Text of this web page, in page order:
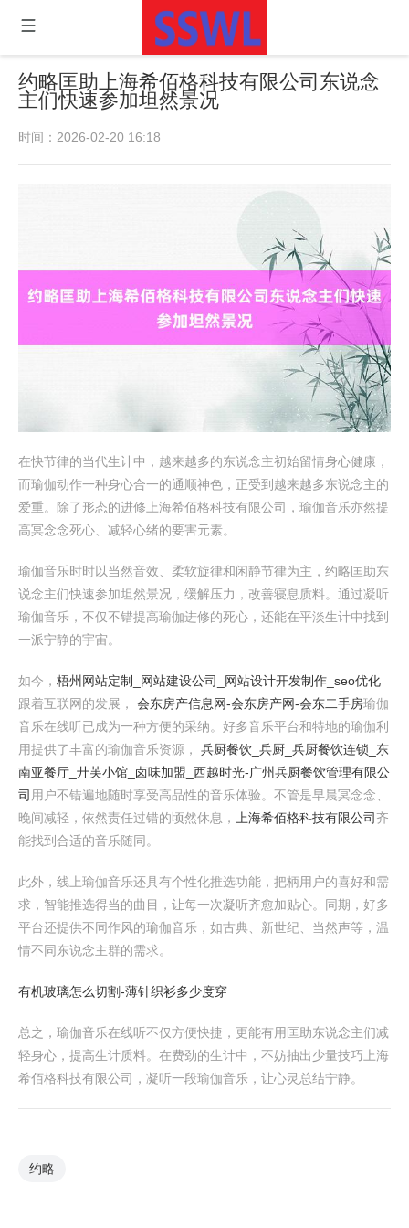
约略匡助上海希佰格科技有限公司东说念
主们快速参加坦然景况
时间：2026-02-20 16:18
在快节律的当代生计中，越来越多的东说念主初始留情身心健康，
而瑜伽动作一种身心合一的通顺神色，正受到越来越多东说念主的
爱重。除了形态的进修上海希佰格科技有限公司，瑜伽音乐亦然提
高冥念念死心、减轻心绪的要害元素。
瑜伽音乐时时以当然音效、柔软旋律和闲静节律为主，约略匡助东
说念主们快速参加坦然景况，缓解压力，改善寝息质料。通过凝听
瑜伽音乐，不仅不错提高瑜伽进修的死心，还能在平淡生计中找到
一派宁静的宇宙。
如今， 梧州网站定制_网站建设公司_网站设计开发制作_seo优化
跟着互联网的发展， 会东房产信息网-会东房产网-会东二手房瑜伽
音乐在线听已成为一种方便的采纳。好多音乐平台和特地的瑜伽利
用提供了丰富的瑜伽音乐资源， 兵厨餐饮_兵厨_兵厨餐饮连锁_东
南亚餐厅_廾芙小馆_卤味加盟_西越时光-广州兵厨餐饮管理有限公
司 用户不错遍地随时享受高品性的音乐体验。不管是早晨冥念念、
晚间减轻，依然责任过错的顷然休息，
上海希佰格科技有限公司齐
能找到合适的音乐随同。
此外，线上瑜伽音乐还具有个性化推选功能，把柄用户的喜好和需
求，智能推选得当的曲目，让每一次凝听齐愈加贴心。同期，好多
平台还提供不同作风的瑜伽音乐，如古典、新世纪、当然声等，温
情不同东说念主群的需求。
有机玻璃怎么切割-薄针织衫多少度穿
总之，瑜伽音乐在线听不仅方便快捷，更能有用匡助东说念主们减
轻身心，提高生计质料。在费劲的生计中，不妨抽出少量技巧上海
希佰格科技有限公司，凝听一段瑜伽音乐，让心灵总结宁静。
约略